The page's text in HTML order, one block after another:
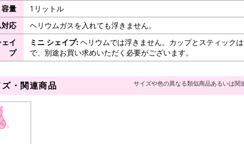
容量
1リットル
応
ヘリウムガスを入れても浮きません。
イ
プ
ミニ シェイプ:ヘリウムでは浮きません。カップとスティック
で、別途お買い求めいただく必要がございます。
ズ・関連商品 サイズや色の異なる類似商品あるいは関